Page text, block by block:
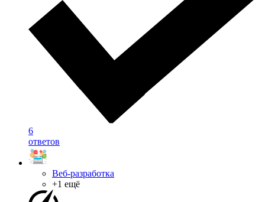
6
ответов
Веб-разработка
+1 ещё